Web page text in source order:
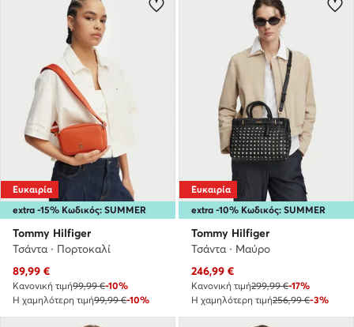
extra -15% Κωδικός: SUMMER
Ευκαιρία
Tommy Hilfiger
Τσάντα · Πορτοκαλί
Τρέχουσα τιμή
89,99 €
Κανονική τιμή99,99 €-10%
Η χαμηλότερη τιμή99,99 €-10%
extra -10% Κωδικός: SUMMER
Ευκαιρία
Tommy Hilfiger
Τσάντα · Μαύρο
Τρέχουσα τιμή
246,99 €
Κανονική τιμή299,99 €-17%
Η χαμηλότερη τιμή256,99 €-3%